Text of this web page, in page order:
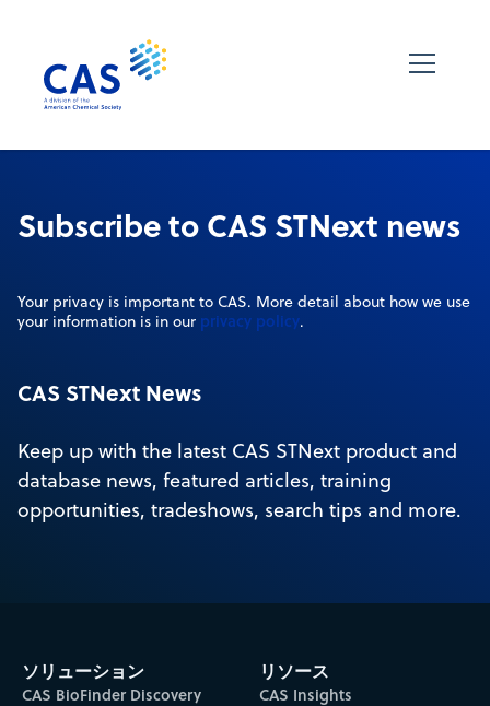
Subscribe to CAS STNext news
Your privacy is important to CAS. More detail about how we use
your information is in our privacy policy.
CAS STNext News
Keep up with the latest CAS STNext product and
database news, featured articles, training
opportunities, tradeshows, search tips and more.
ソリューション
CAS BioFinder Discovery
リソース
CAS Insights